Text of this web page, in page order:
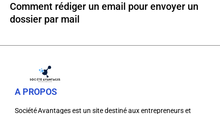
Comment rédiger un email pour envoyer un
dossier par mail
A PROPOS
Société Avantages est un site destiné aux entrepreneurs et